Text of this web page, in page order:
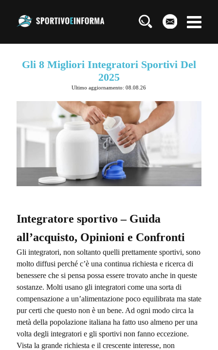
Gli 8 Migliori Integratori Sportivi Del
2025
Ultimo aggiornamento: 08.08.26
Integratore sportivo – Guida
all’acquisto, Opinioni e Confronti
Gli integratori, non soltanto quelli prettamente sportivi, sono
molto diffusi perché c’è una continua richiesta e ricerca di
benessere che si pensa possa essere trovato anche in queste
sostanze. Molti usano gli integratori come una sorta di
compensazione a un’alimentazione poco equilibrata ma state
pur certi che questo non è un bene. Ad ogni modo circa la
metà della popolazione italiana ha fatto uso almeno per una
volta degli integratori e gli sportivi non fanno eccezione.
Vista la grande richiesta e il crescente interesse, non